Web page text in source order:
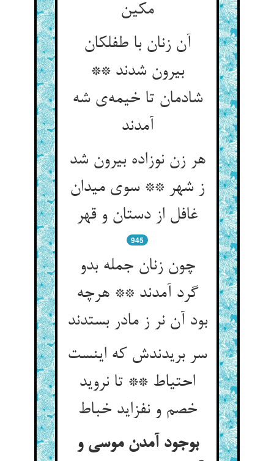
مکین
آن زنان با طفلکان
بیرون شدند **
شادمان تا خیمه‌ی شه
آمدند
هر زن نوزاده بیرون شد
ز شهر ** سوی میدان
غافل از دستان و قهر
945
چون زنان جمله بدو
گرد آمدند ** هرچه
بود آن نر ز مادر بستدند
سر بریدندش که اینست
احتیاط ** تا نروید
خصم و نفزاید خباط
بوجود آمدن موسی و